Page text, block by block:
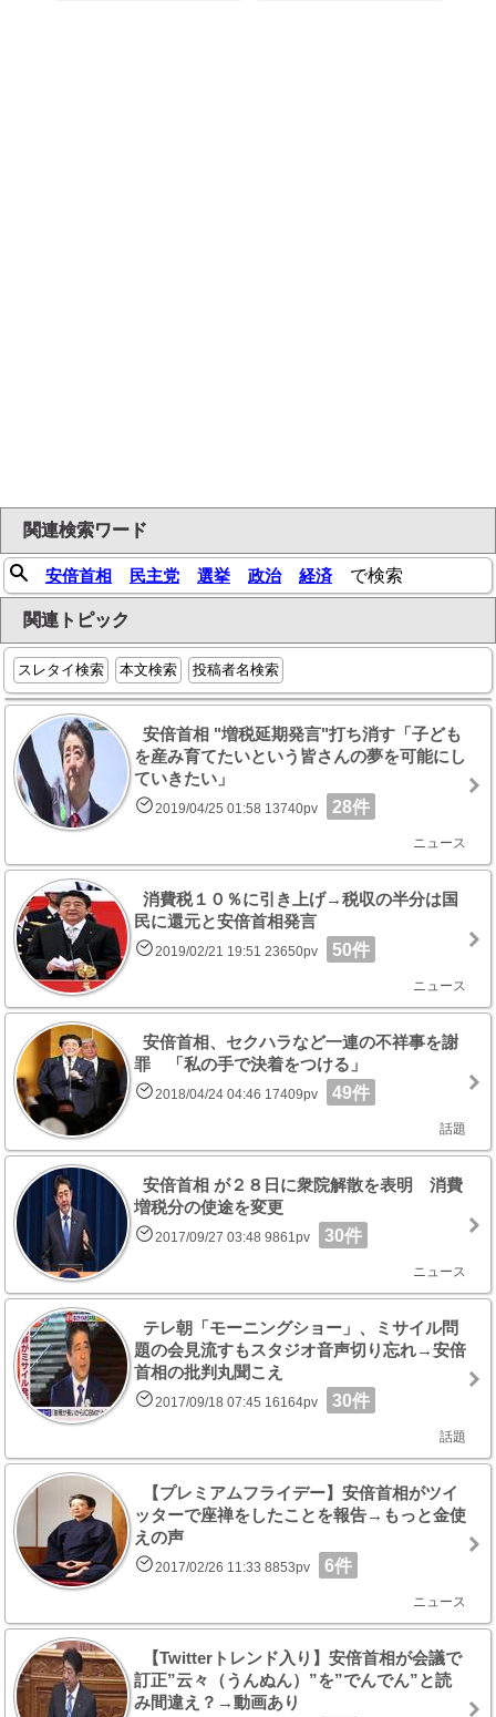
関連検索ワード
安倍首相 民主党 選挙 政治 経済で検索
関連トピック
スレタイ検索 本文検索 投稿者名検索
安倍首相 "増税延期発言"打ち消す「子ども
を産み育てたいという皆さんの夢を可能にし
ていきたい」
2019/04/25 01:58 13740pv 28件
ニュース
消費税１０％に引き上げ→税収の半分は国
民に還元と安倍首相発言
2019/02/21 19:51 23650pv 50件
ニュース
安倍首相、セクハラなど一連の不祥事を謝
罪 「私の手で決着をつける」
2018/04/24 04:46 17409pv 49件
話題
安倍首相 が２８日に衆院解散を表明 消費
増税分の使途を変更
2017/09/27 03:48 9861pv 30件
ニュース
テレ朝「モーニングショー」、ミサイル問
題の会見流すもスタジオ音声切り忘れ→安倍
首相の批判丸聞こえ
2017/09/18 07:45 16164pv 30件
話題
【プレミアムフライデー】安倍首相がツイ
ッターで座禅をしたことを報告→もっと金使
えの声
2017/02/26 11:33 8853pv 6件
ニュース
【Twitterトレンド入り】安倍首相が会議で
訂正”云々（うんぬん）”を”でんでん”と読
み間違え？→動画あり